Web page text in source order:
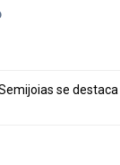
se destaca